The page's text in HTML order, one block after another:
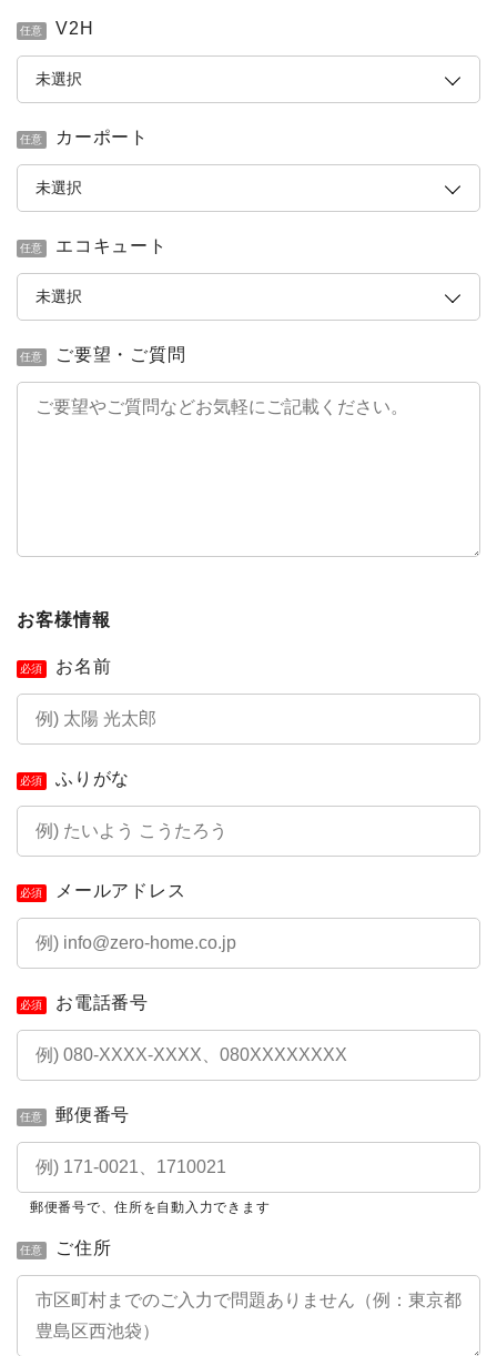
任意 V2H
任意 カーポート
任意 エコキュート
任意 ご要望・ご質問
お客様情報
必須 お名前
必須 ふりがな
必須 メールアドレス
必須 お電話番号
任意 郵便番号
郵便番号で、住所を自動入力できます
任意 ご住所